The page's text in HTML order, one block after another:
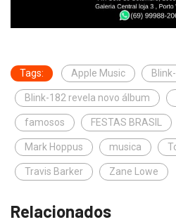
Tags: Apple Music
Blink-182 revela novo álbum
famosos FESTAS BRASIL
Mark Hoppus musica
Travis Barker Zane Lowe
Relacionados